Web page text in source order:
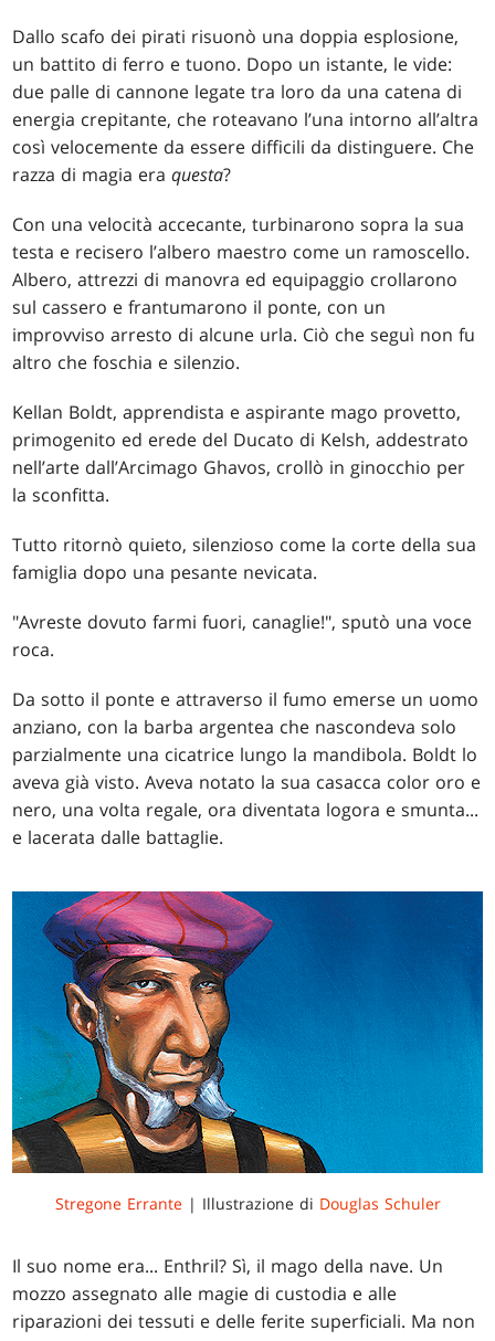
Dallo scafo dei pirati risuonò una doppia esplosione,
un battito di ferro e tuono. Dopo un istante, le vide:
due palle di cannone legate tra loro da una catena di
energia crepitante, che roteavano l’una intorno all’altra
così velocemente da essere difficili da distinguere. Che
razza di magia eraquesta?
Con una velocità accecante, turbinarono sopra la sua
testa e recisero l’albero maestro come un ramoscello.
Albero, attrezzi di manovra ed equipaggio crollarono
sul cassero e frantumarono il ponte, con un
improvviso arresto di alcune urla. Ciò che seguì non fu
altro che foschia e silenzio.
Kellan Boldt, apprendista e aspirante mago provetto,
primogenito ed erede del Ducato di Kelsh, addestrato
nell’arte dall’Arcimago Ghavos, crollò in ginocchio per
la sconfitta.
Tutto ritornò quieto, silenzioso come la corte della sua
famiglia dopo una pesante nevicata.
"Avreste dovuto farmi fuori, canaglie!", sputò una voce
roca.
Da sotto il ponte e attraverso il fumo emerse un uomo
anziano, con la barba argentea che nascondeva solo
parzialmente una cicatrice lungo la mandibola. Boldt lo
aveva già visto. Aveva notato la sua casacca color oro e
nero, una volta regale, ora diventata logora e smunta...
e lacerata dalle battaglie.
Stregone Errante | Illustrazione di Douglas Schuler
Il suo nome era... Enthril? Sì, il mago della nave. Un
mozzo assegnato alle magie di custodia e alle
riparazioni dei tessuti e delle ferite superficiali. Ma non